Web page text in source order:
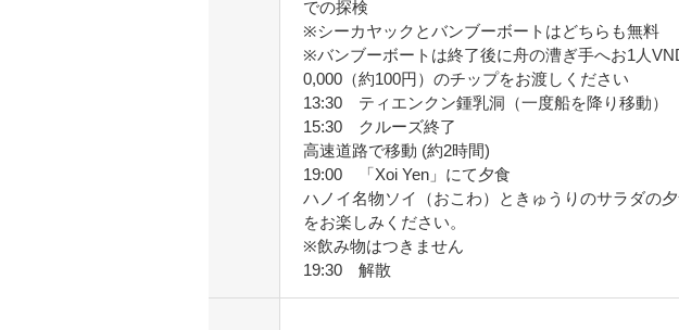
での探検
※シーカヤックとバンブーボートはどちらも無料
※バンブーボートは終了後に舟の漕ぎ手へお1人
0,000（約100円）のチップをお渡しください
13:30 ティエンクン鍾乳洞（一度船を降り移動）
15:30 クルーズ終了
高速道路で移動 (約2時間)
19:00 「Xoi Yen」にて夕食
ハノイ名物ソイ（おこわ）ときゅうりのサラダの
をお楽しみください。
※飲み物はつきません
19:30 解散